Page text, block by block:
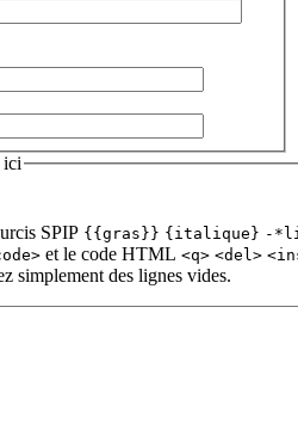
ici
SPIP {{gras}} {italique} -
et le code HTML <q> <del>
simplement des lignes vides.